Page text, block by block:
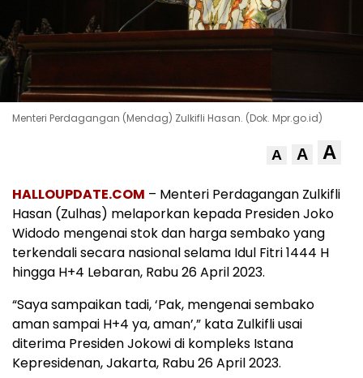
Menteri Perdagangan (Mendag) Zulkifli Hasan. (Dok. Mpr.go.id)
A A A
HALLOUPDATE.COM – Menteri Perdagangan Zulkifli
Hasan (Zulhas) melaporkan kepada Presiden Joko
Widodo mengenai stok dan harga sembako yang
terkendali secara nasional selama Idul Fitri 1444 H
hingga H+4 Lebaran, Rabu 26 April 2023.
“Saya sampaikan tadi, ‘Pak, mengenai sembako
aman sampai H+4 ya, aman’,” kata Zulkifli usai
diterima Presiden Jokowi di kompleks Istana
Kepresidenan, Jakarta, Rabu 26 April 2023.